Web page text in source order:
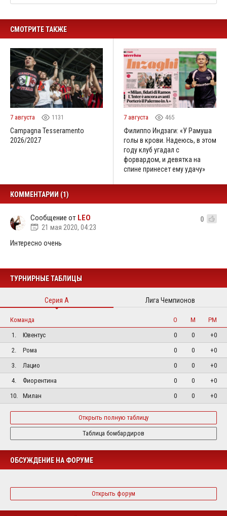
СМОТРИТЕ ТАКЖЕ
7 августа 1131
Campagna Tesseramento
2026/2027
7 августа 465
Филиппо Индзаги: «У Рамуша
голы в крови. Надеюсь, в этом
году клуб угадал с
форвардом, и девятка на
спине принесет ему удачу»
КОММЕНТАРИИ (1)
Сообщение от LEO
21 мая 2020, 04:23
0
Интересно очень
ТУРНИРНЫЕ ТАБЛИЦЫ
Серия А Лига Чемпионов
Команда О М
РМ
1.
Ювентус 0 0
+0
2.
Рома 0 0
+0
3.
Лацио 0 0
+0
4.
Фиорентина 0 0
+0
10.
Милан 0 0 +0
Открыть полную таблицу
Таблица бомбардиров
ОБСУЖДЕНИЕ НА ФОРУМЕ
Открыть форум